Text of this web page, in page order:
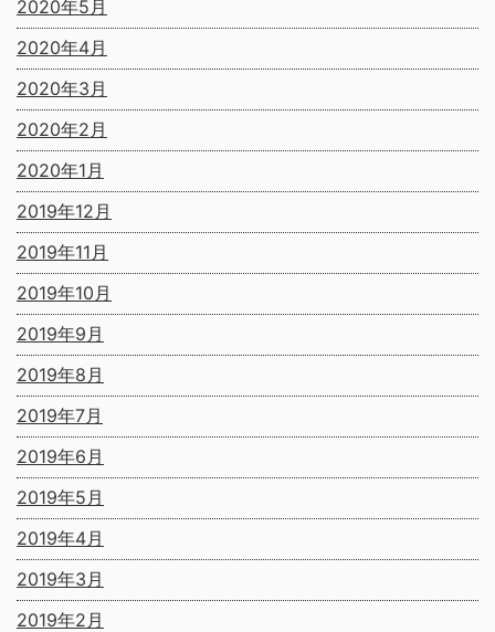
2020年5月
2020年4月
2020年3月
2020年2月
2020年1月
2019年12月
2019年11月
2019年10月
2019年9月
2019年8月
2019年7月
2019年6月
2019年5月
2019年4月
2019年3月
2019年2月